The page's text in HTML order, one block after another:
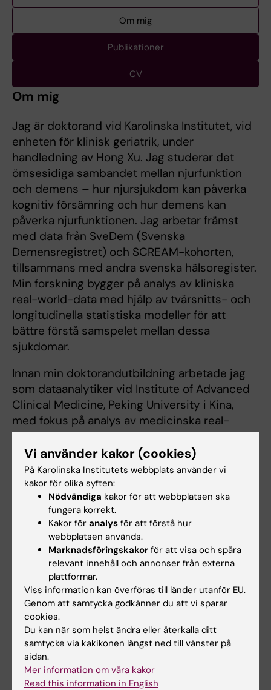
Om mig
Publikationer
CV
Om mig
Jag är doktorand vid Karolinska Institutet, vid
enheten för klinisk geriatrik, under
handledning av Hong Xu. Jag studerar det
ömsesidiga sambandet mellan njurfunktion
och demens – hur njursjukdom kan påverka
kognitiv försämring och hur demens kan
påverka njurfunktionen. Jag arbetar främst
med data från SveDem (Svenska
Demensregistret) och SCREAM-kohorten,
tillsammans med andra svenska hälsoregister.
Min forskning bygger på analys av kliniska
real-world-data med hjälp av tvärsnitts- och
longitudinella statistiska modeller för att
bättre förstå samspelet mellan dessa
sjukdomar.
Innan min doktorandutbildning arbetade jag
som dataanalytiker vid Institute of Advanced
Clinical Medicine, Peking University i Kina,
med fokus på analys av medicinska real-
world-data. Jag har en kandidatexamen i
rehabiliteringsterapi med biämne i klinisk
psykologi från Sun Yat-sen University i Kina
och en masterexamen i folkhälsovetenskap
från University of Sydney i Australien.
Forskningsområden:
Cancer och onkologi
Folkhälsovetenskap, global hälsa och socialmedicin
Forskningsämnen:
Demens
Njure
Är du Yuwei Lin?
Redigera din profil
Vi använder kakor (cookies)
På Karolinska Institutets webbplats använder vi
kakor för olika syften:
Nödvändiga kakor för att webbplatsen ska
fungera korrekt.
Kakor för analys för att förstå hur
webbplatsen används.
Marknadsföringskakor för att visa och spåra
relevant innehåll och annonser från externa
plattformar.
Viss information kan överföras till länder utanför EU.
Genom att samtycka godkänner du att vi sparar
cookies.
Du kan när som helst ändra eller återkalla ditt
samtycke via kakikonen längst ned till vänster på
sidan.
Mer information om våra kakor
Read this information in English